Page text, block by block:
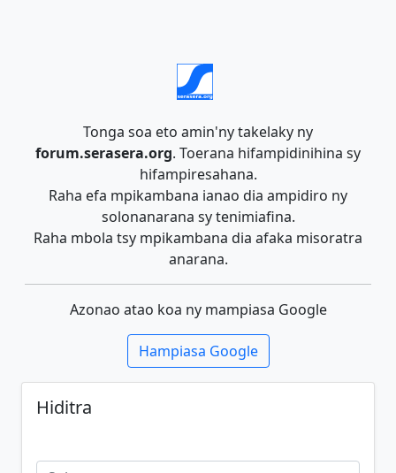
Tonga soa eto amin'ny takelaky ny
forum.serasera.org. Toerana hifampidinihina sy
hifampiresahana.
Raha efa mpikambana ianao dia ampidiro ny
solonanarana sy tenimiafina.
Raha mbola tsy mpikambana dia afaka misoratra
anarana.
Azonao atao koa ny mampiasa Google
Hampiasa Google
Hiditra